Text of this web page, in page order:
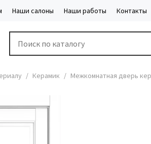
Наши салоны Наши работы Контакты
Керамик Межкомнатная дверь